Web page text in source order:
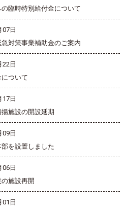
臨時特別給付金について
07日
対策事業補助金のご案内
22日
について
17日
揚施設の開設延期
09日
を設置しました
06日
施設再開
01日